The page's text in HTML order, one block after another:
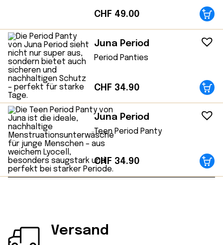
CHF 49.00
Juna Period
Period Panties
CHF 34.90
Juna Period
Teen Period Panty
CHF 34.90
Versand